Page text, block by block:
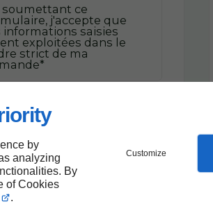
by
analyzing
By
of Cookies
.
Customize
soumettant ce
j'accepte que
informations saisies
exploitées dans le
strict de ma
Envoyer
sont obligatoires